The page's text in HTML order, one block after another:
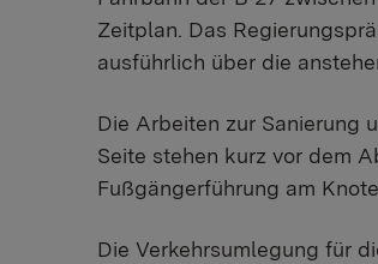
Zeitplan. Das
ausführlich über die
Die Arbeiten zur Sanierung
Seite stehen kurz vor dem
Fußgängerführung am
Die Verkehrsumlegung für